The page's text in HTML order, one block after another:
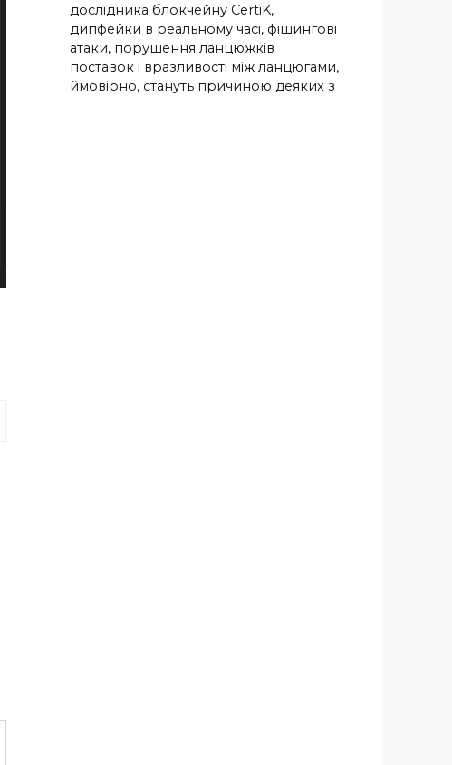
дослідника блокчейну CertiK,
дипфейки в реальному часі, фішингові
атаки, порушення ланцюжків
поставок і вразливості між ланцюгами,
ймовірно, стануть причиною деяких з